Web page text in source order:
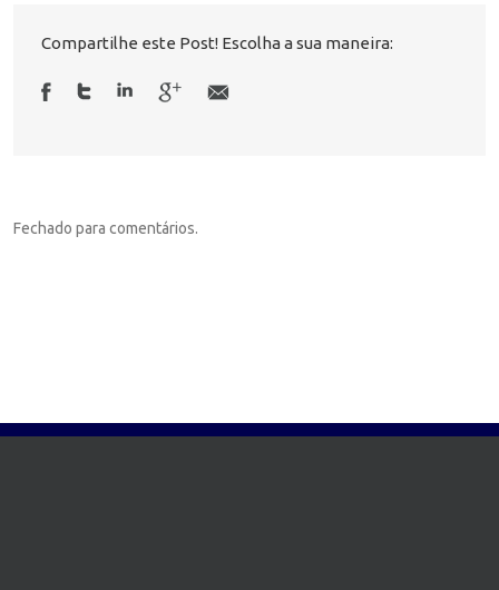
Compartilhe este Post! Escolha a sua maneira:
Fechado para comentários.